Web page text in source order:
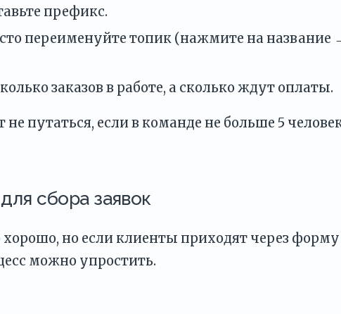
префикс.
переименуйте топик (нажмите на название
заказов в работе, а сколько ждут оплаты.
путаться, если в команде не больше 5
сбора заявок
но если клиенты приходят через
можно упростить.